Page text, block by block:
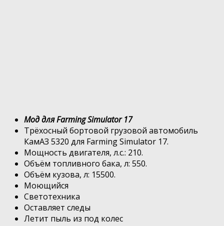
Мод для Farming Simulator 17
Трёхосный бортовой грузовой автомобиль
КамАЗ 5320 для Farming Simulator 17.
Мощность двигателя, л.с.: 210.
Объём топливного бака, л: 550.
Объём кузова, л: 15500.
Моющийся
Светотехника
Оставляет следы
Летит пыль из под колес